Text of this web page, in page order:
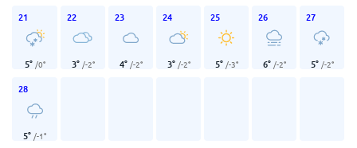
21
5° /0°
22
3° /-2°
23
4° /-2°
24
3° /-2°
25
5° /-3°
26
6° /-2°
27
5° /-2°
28
5° /-1°